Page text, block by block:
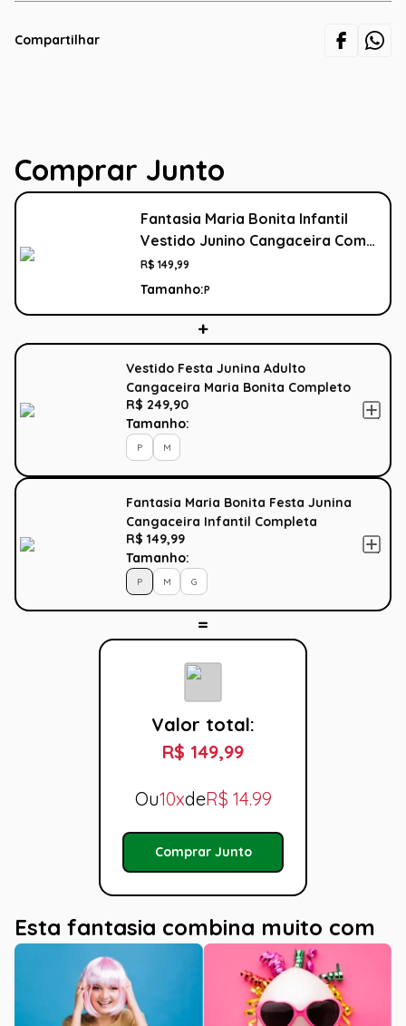
Compartilhar
Comprar Junto
Fantasia Maria Bonita Infantil
Vestido Junino Cangaceira Com
Chapéu
R$ 149,99
Tamanho:P
Vestido Festa Junina Adulto
Cangaceira Maria Bonita Completo
R$ 249,90
Tamanho:
P M
Fantasia Maria Bonita Festa Junina
Cangaceira Infantil Completa
R$ 149,99
Tamanho:
P M G
Valor total:
R$ 149,99
Ou10xdeR$ 14.99
Comprar Junto
Esta fantasia combina muito com